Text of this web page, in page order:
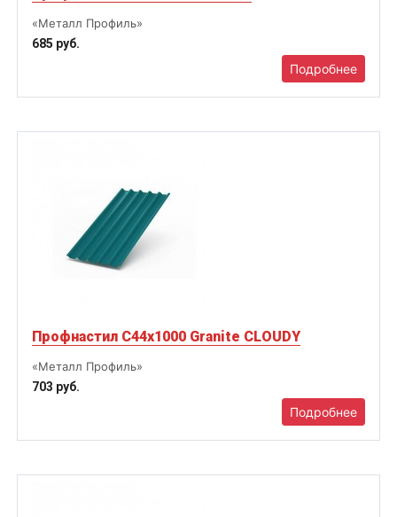
«Металл Профиль»
685 руб.
Подробнее
Профнастил С44х1000 Granite CLOUDY
«Металл Профиль»
703 руб.
Подробнее